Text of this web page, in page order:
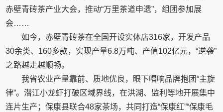
赤壁青砖茶产业大会，推动“万里茶道申遗”，组团参加展
会……
如今，赤壁青砖茶在全国开设实体店316家，开发产品
30余类、160多款，实现产量6.8万吨、产值102亿元，“逆袭”
之路越走越顺畅。
我省农业产量靠前、质地优良，眼下唱响品牌抱团“主旋
律”。潜江小龙虾打破区域界线，在洪湖、监利等地开展集中
连片生产；保康县联合48家茶场，共同打造“保康红”“保康毛